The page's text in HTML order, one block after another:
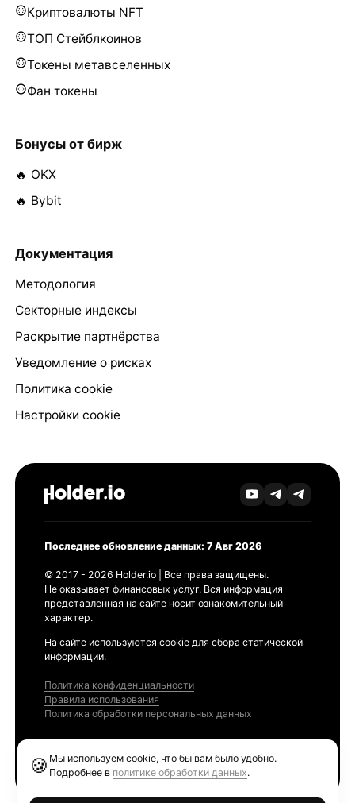
Криптовалюты NFT
ТОП Стейблкоинов
Токены метавселенных
Фан токены
Бонусы от бирж
🔥 OKX
🔥 Bybit
Документация
Методология
Секторные индексы
Раскрытие партнёрства
Уведомление о рисках
Политика cookie
Настройки cookie
Последнее обновление данных: 7 Авг 2026
© 2017 - 2026 Holder.io | Все права защищены.
Не оказывает финансовых услуг. Вся информация
представленная на сайте носит ознакомительный
характер.
На сайте используются cookie для сбора статической
информации.
Политика конфиденциальности
Правила использования
Политика обработки персональных данных
🍪 Мы используем cookie, что бы вам было удобно.
Подробнее в политике обработки данных.
Ethereum GAS Tracker